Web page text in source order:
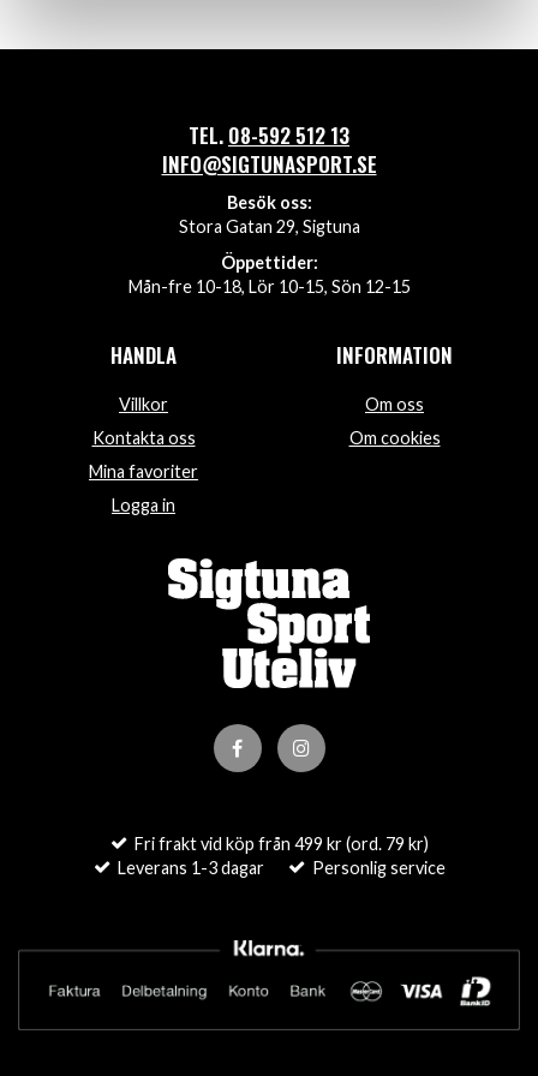
TEL. 08-592 512 13
INFO@SIGTUNASPORT.SE
Besök oss:
Stora Gatan 29, Sigtuna
Öppettider:
Mån-fre 10-18, Lör 10-15, Sön 12-15
HANDLA
Villkor
Kontakta oss
Mina favoriter
Logga in
INFORMATION
Om oss
Om cookies
Fri frakt vid köp från 499 kr (ord. 79 kr)
Leverans 1-3 dagar
Personlig service